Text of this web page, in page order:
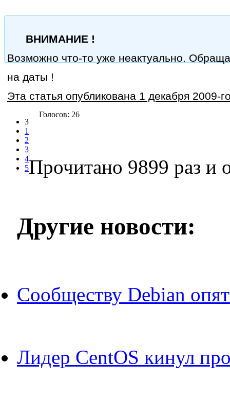
ВНИМАНИЕ !
Возможно что-то уже неактуально.
на даты !
Эта статья опубликована 1 декабря 2009-
3
1
2
3
4
5
Голосов: 26
Прочитано 9899 раз и
Другие новости:
Сообществу Debian
Лидер CentOS кинул